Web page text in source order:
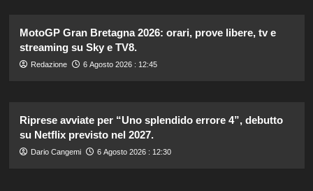
MotoGP Gran Bretagna 2026: orari, prove libere, tv e
streaming su Sky e TV8.
Redazione 6 Agosto 2026 : 12:45
Riprese avviate per “Uno splendido errore 4”, debutto
su Netflix previsto nel 2027.
Dario Cangemi 6 Agosto 2026 : 12:30